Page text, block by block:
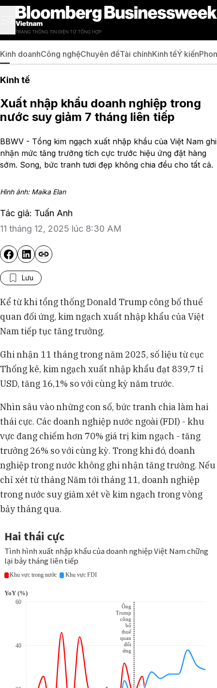
Kinh doanhCông nghệChuyên đềTài chínhKinh tếÝ kiến
Kinh tế
Xuất nhập khẩu doanh nghiệp trong
nước suy giảm 7 tháng liên tiếp
BBWV - Tổng kim ngạch xuất nhập khẩu của Việt Nam ghi
nhận mức tăng trưởng tích cực trước hiệu ứng đặt hàng
sớm. Song, bức tranh tươi đẹp không chia đều cho tất cả.
Hình ảnh: Maika Elan
Tác giả: Tuấn Anh
11 tháng 12, 2025 lúc 8:30 AM
Lưu
Kể từ khi tổng thống Donald Trump công bố thuế
quan đối ứng, kim ngạch xuất nhập khẩu của Việt
Nam tiếp tục tăng trưởng.
Ghi nhận 11 tháng trong năm 2025, số liệu từ cục
Thống kê, kim ngạch xuất nhập khẩu đạt 839,7 tỉ
USD, tăng 16,1% so với cùng kỳ năm trước.
Nhìn sâu vào những con số, bức tranh chia làm hai
thái cực. Các doanh nghiệp nước ngoài (FDI) - khu
vực đang chiếm hơn 70% giá trị kim ngạch - tăng
trưởng 26% so với cùng kỳ. Trong khi đó, doanh
nghiệp trong nước không ghi nhận tăng trưởng. Nếu
chỉ xét từ tháng Năm tới tháng 11, doanh nghiệp
trong nước suy giảm xét về kim ngạch trong vòng
bảy tháng qua.